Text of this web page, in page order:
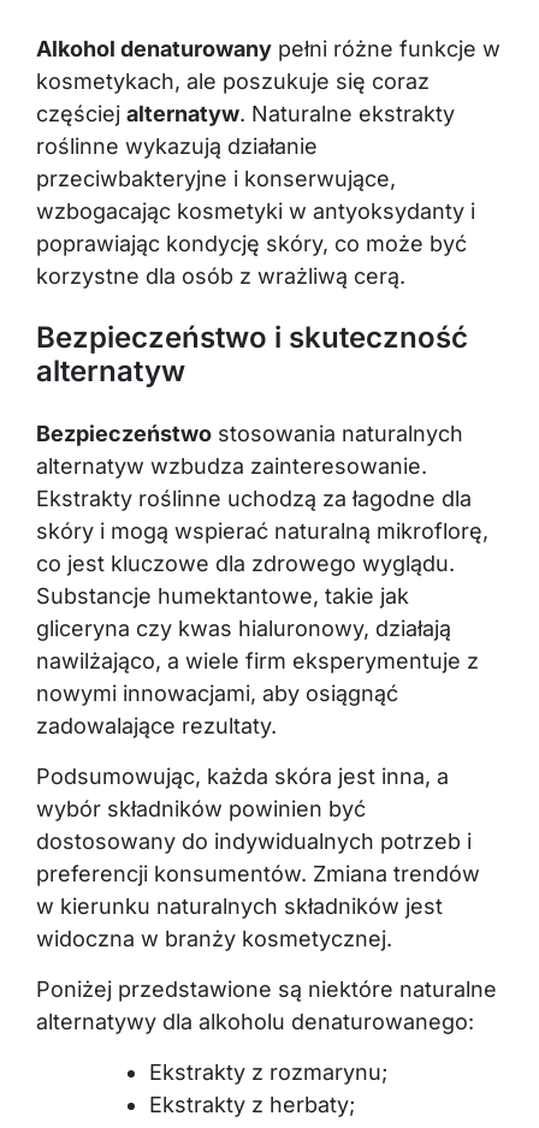
pełni różne funkcje w
kosmetykach, ale poszukuje się coraz
częściej
alternatyw . Naturalne ekstrakty
roślinne wykazują działanie
przeciwbakteryjne i konserwujące,
wzbogacając kosmetyki w antyoksydanty i
poprawiając kondycję skóry, co może być
korzystne dla osób z wrażliwą cerą.
Bezpieczeństwo i skuteczność
alternatyw
Bezpieczeństwo
stosowania naturalnych
alternatyw wzbudza zainteresowanie.
Ekstrakty roślinne uchodzą za łagodne dla
skóry i mogą wspierać naturalną mikroflorę,
co jest kluczowe dla zdrowego wyglądu.
Substancje humektantowe, takie jak
gliceryna czy kwas hialuronowy, działają
nawilżająco, a wiele firm eksperymentuje z
nowymi innowacjami, aby osiągnąć
zadowalające rezultaty.
Podsumowując, każda skóra jest inna, a
wybór składników powinien być
dostosowany do indywidualnych potrzeb i
preferencji konsumentów. Zmiana trendów
w kierunku naturalnych składników jest
widoczna w branży kosmetycznej.
Poniżej przedstawione są niektóre naturalne
alternatywy dla alkoholu denaturowanego:
Ekstrakty z herbaty;
Gliceryna;